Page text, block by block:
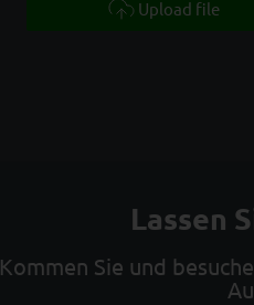
Upload file
Lassen
Kommen Sie und